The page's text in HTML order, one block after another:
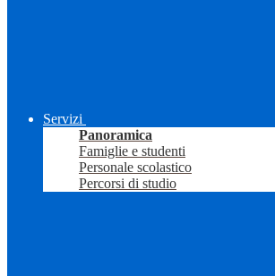
Servizi
Panoramica
Famiglie e studenti
Personale scolastico
Percorsi di studio